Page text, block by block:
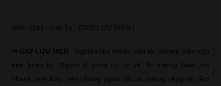
(09h-11h) - Giờ Tỵ - (GIỜ LƯU NIÊN )
⇒ GIỜ LƯU NIÊN
: Nghiệp khó thành, cầu tài mờ mịt, kiện cáo
nên hoãn lại. Người đi chưa có tin về. Đi hướng Nam tìm
nhanh mới thấy, nên phòng ngừa cãi cọ, miệng tiếng rất tầm